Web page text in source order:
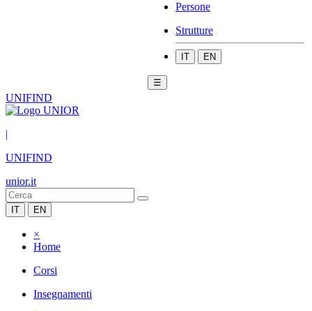
Persone
Strutture
IT EN
☰
UNIFIND
|
UNIFIND
unior.it
IT EN
×
Home
Corsi
Insegnamenti